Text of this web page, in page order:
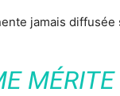
jamais